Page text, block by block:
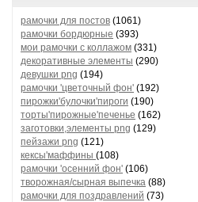
рамочки для постов (1061)
рамочки бордюрные (393)
мои рамочки с коллажом (331)
декоративные элементы (290)
девушки png (194)
рамочки 'цветочный фон' (192)
пирожки'булочки'пироги (190)
торты'пирожные'печенье (162)
заготовки,элементы png (129)
пейзажи png (121)
кексы'маффины (108)
рамочки 'осенний фон' (106)
творожная/сырная выпечка (88)
рамочки для поздравлений (73)